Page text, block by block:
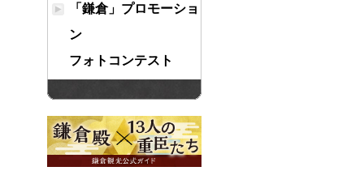
「鎌倉」プロモーショ
ン
フォトコンテスト